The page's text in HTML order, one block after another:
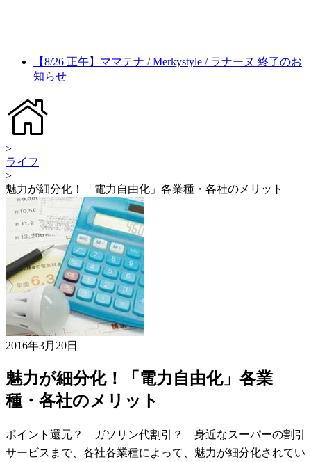
【8/26 正午】ママテナ / Merkystyle / ラナーヌ 終了のお
知らせ
>
ライフ
>
魅力が細分化！「電力自由化」各業種・各社のメリット
2016年3月20日
魅力が細分化！「電力自由化」各業
種・各社のメリット
ポイント還元？ ガソリン代割引？ 身近なスーパーの割引
サービスまで、各社各業種によって、魅力が細分化されてい